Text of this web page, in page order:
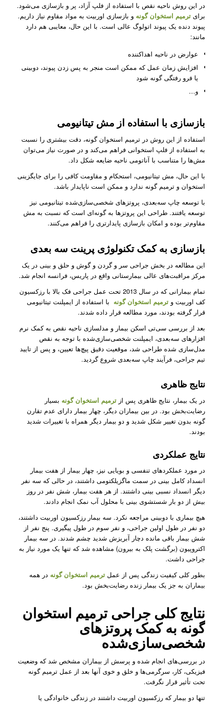
در این روش ناحیه نقص با استفاده از فلپ آزاد، پر و بازسازی می‌شود.
برای ترمیم استخوان گونه و بازسازی اوربیت به مواد مقاوم نیاز داریم.
پیوند دنده یک پیوند اتولوگ عالی است. با این حال، معایبی هم دارد
مانند:
عوارض در ناحیه اهداکننده
افزایش زمان عمل که ممکن است منجر به پس زدن پیوند، دوبینی
یا فرو رفتگی گونه ‌شود
و…
بازسازی با استفاده از مش تیتانیومی
استفاده از این روش در ترمیم استخوان گونه، دقت بیشتری را نسبت
به استفاده از فلپ استخوانی فراهم می‌کند و در صورت نیاز می‌توان
مش‌ها را متناسب با آناتومی ناحیه ضایعه شکل داد.
با این حال، مش تیتانیومی، استحکام و مقاومت کافی را برای جایگزینی
استخوان و ترمیم گونه ندارد و ممکن است ناپایدار باشد.
با توسعه چاپ سه‌بعدی، پروتزهای شخصی‌سازی‌شده تیتانیومی نیز
توسعه یافتند. طراحی این پروتزها به گونه‌ای‌ است که نسبت به مش
مقاوم‌تر بوده و امکان بازسازی پایدارتری را فراهم می‌کنند.
بازسازی به کمک تکنولوژی پرینت سه بعدی
این مطالعه در بخش جراحی سر و گردن و گوش و حلق و بینی در یک
مرکز مراقبت‌های عالی بیمارستانی واقع در پاریس، فرانسه انجام شد.
تمام بیمارانی که در سال 2013 تحت عمل جراحی فک بالا با رزکسیون
کف اوربیت و ترمیم استخوان گونه با استفاده از ایمپلنت تیتانیومی
قرار گرفته بودند، مورد مطالعه قرار داده شدند.
بعد از بررسی سی‌تی اسکن بیمار و مدلسازی ناحیه نقص به کمک نرم
افزارهای سه‌بعدی، ایمپلنت شخصی‌سازی‌شده با توجه به نقص
مدل‌سازی شده طراحی شد، موقعیت‌ دقیق پیچ‌ها تعیین، و پس از تایید
تیم جراحی، فرآیند چاپ سه‌بعدی شروع گردید.
نتایج ظاهری
در یک بیمار، نتایج ظاهری پس از ترمیم استخوان گونه بسیار
رضایت‌بخش بود. در بین بیماران دیگر، چهار بیمار دارای عدم تقارن
گونه بدون تغییر شکل شدید و دو بیمار دیگر همراه با تغییرات شدید
بودند.
نتایج عملکردی
در مورد عملکردهای تنفسی و بویایی نیز، چهار بیمار از هفت بیمار
انسداد کامل بینی در سمت ماگزیلکتومی داشتند، در حالی که سه نفر
دیگر انسداد نسبی بینی داشتند. از هر هفت بیمار، شش نفر در روز
بیش از دو بار شستشوی بینی با محلول آب نمک انجام دادند.
هیچ بیماری با دوبینی مراجعه نکرد. سه بیمار رزکسیون اوربیت داشتند،
دو نفر در طول اولین جراحی، و نفر سوم در طول پیگیری. پنج نفر از
شش بیمار باقی مانده دچار آبریزش شدید چشم شدند. در سه بیمار
اکتروپیون (برگشت پلک به بیرون) مشاهده شد که تنها یک مورد نیاز به
جراحی داشت.
بطور کلی کیفیت زندگی پس از عمل ترمیم استخوان گونه در همه
بیماران به جز یک بیمار زنده رضایت‌بخش بود.
نتایج کلی جراحی ترمیم استخوان
گونه به کمک پروتزهای
شخصی‌سازی‌شده
در بررسی‌های انجام شده و پرسش از بیماران مشخص شد که وضعیت
فیزیکی، کار، سرگرمی‌ها و خلق و خوی آنها بعد از عمل ترمیم گونه
تحت تأثیر قرار نگرفت.
تنها دو بیمار که رزکسیون اوربیت داشتند در زندگی خانوادگی یا